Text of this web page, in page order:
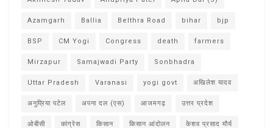
Azamgarh Ballia Belthra Road bihar bjp
BSP CM Yogi Congress death farmers
Mirzapur Samajwadi Party Sonbhadra
Uttar Pradesh Varanasi yogi govt अखिलेश यादव
अनुप्रिया पटेल अपना दल (एस) आजमगढ़ उत्तर प्रदेश
ओबीसी कांग्रेस किसान किसान आंदोलन केशव प्रसाद मौर्य